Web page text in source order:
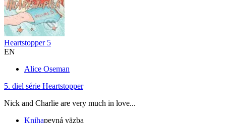
Heartstopper 5
EN
Alice Oseman
5. diel série Heartstopper
Nick and Charlie are very much in love...
Knihapevná väzba